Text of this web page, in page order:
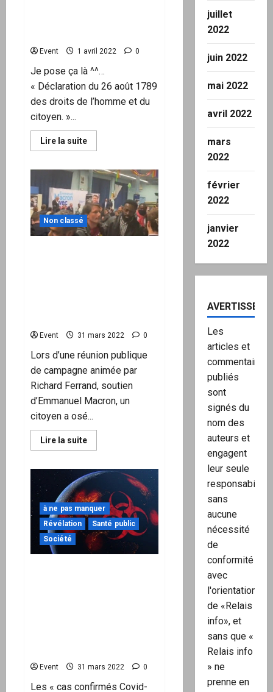
Event 1 avril 2022 0
Je pose ça là ^^…
« Déclaration du 26 août 1789
des droits de l’homme et du
citoyen. »...
Lire la suiteEn
savoir
SCANDALEUX
Emmanuel
MACRON,
impliqué
dans
l’Affaire
ALSTOM,
doit
le
dossier…
Non classé
Event 31 mars 2022 0
Lors d’une réunion publique
de campagne animée par
Richard Ferrand, soutien
d’Emmanuel Macron, un
citoyen a osé...
Lire la suiteEn
savoir
Vidéo
choc
d’un
homme
violemment
évacué
après
avoir
évoqué
l’affaire
à ne pas manquer
Révélation
Santé public
Société
Event 31 mars 2022 0
Les « cas confirmés Covid-
juillet
2022
juin 2022
mai 2022
avril 2022
mars
2022
février
2022
janvier
2022
Les
articles et
commentaires
publiés
sont
signés du
nom des
auteurs et
engagent
leur seule
responsabilité,
sans
aucune
nécessité
de
conformité
avec
l'orientation
de «Relais
info», et
sans que «
Relais info
» ne
prenne en